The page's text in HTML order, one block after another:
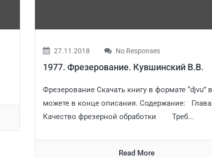
27.11.2018 No Responses
1977. Фрезерование. Кувшинский В.В.
Фрезерование Скачать книгу в формате “djvu”
можете в конце описания. Содержание:
Качество фрезерной обработки Треб...
Read More